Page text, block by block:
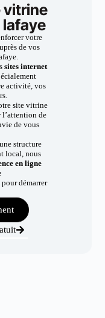
vitrine
lafaye
votre
de vos
sites internet
activité, vos
site vitrine
l’attention de
de vous
structure
local, nous
en ligne
démarrer